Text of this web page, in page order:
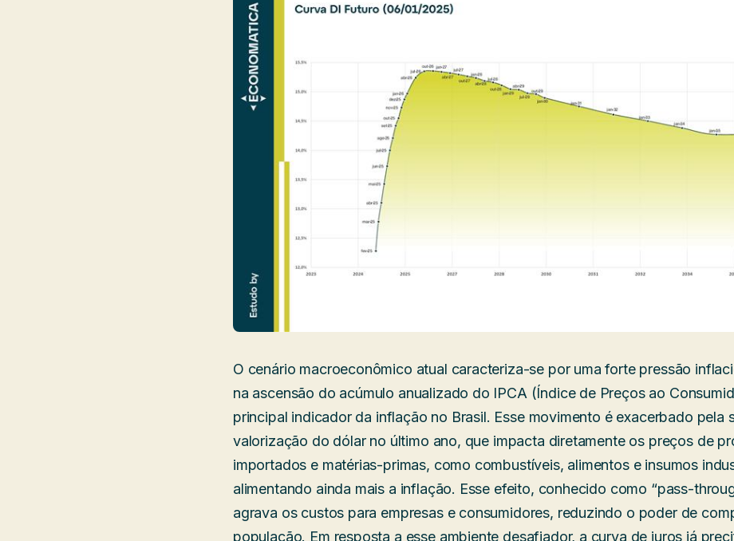
O cenário macroeconômico atual caracteriza-se por uma forte pressão
na ascensão do acúmulo anualizado do IPCA (Índice de Preços ao
principal indicador da inflação no Brasil. Esse movimento é exacerbado pela
valorização do dólar no último ano, que impacta diretamente os preços de
importados e matérias-primas, como combustíveis, alimentos e insumos
alimentando ainda mais a inflação. Esse efeito, conhecido como “pass-
agrava os custos para empresas e consumidores, reduzindo o poder de
população. Em resposta a esse ambiente desafiador, a curva de juros já